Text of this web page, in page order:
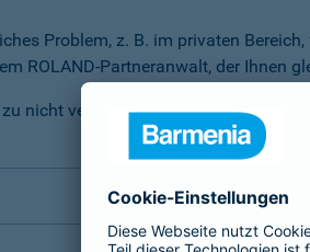
Problem, z. B. im privaten
ROLAND-Partneranwalt, der Ihnen
nicht versicherten Rechtsfragen.